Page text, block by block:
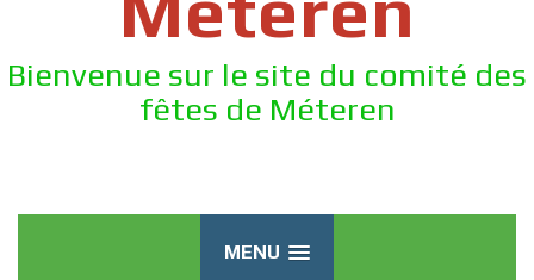
Bienvenue sur le site du comité des
fêtes de Méteren
MENU